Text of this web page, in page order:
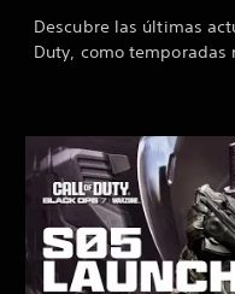
Descubre las últimas
Duty, como temporadas